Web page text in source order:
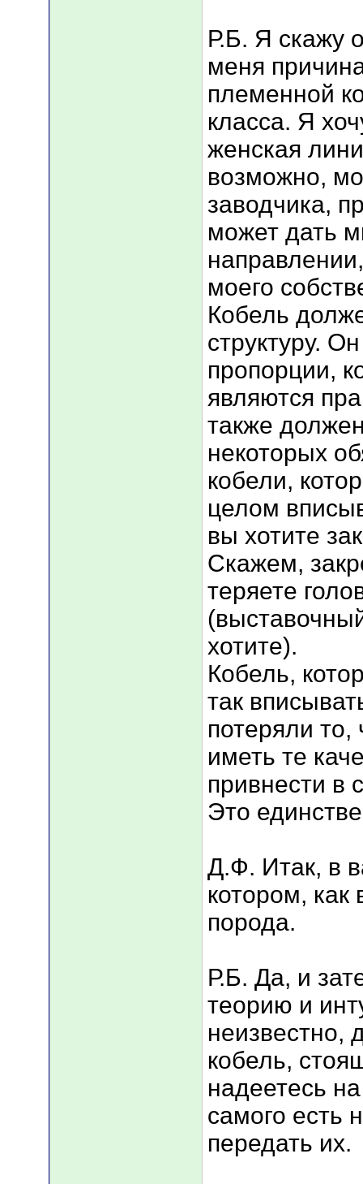
Р.Б. Я скажу
меня
племенной
класса. Я
женская
возможно,
заводчика,
может дать
моего
Кобель
структуру.
пропорции,
являются
также
некоторых
кобели,
целом
вы хотите
Скажем,
теряете
хотите).
Кобель,
так
потеряли
иметь те
привнести в
Это
Д.Ф. Итак, в
котором, как
порода.
Р.Б. Да, и
теорию и
неизвестно,
кобель,
надеетесь
самого есть
передать их.